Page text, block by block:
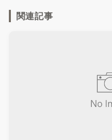
関連記事